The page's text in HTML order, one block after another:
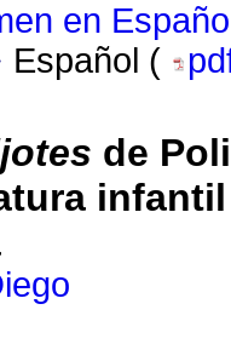
en
Español (
de